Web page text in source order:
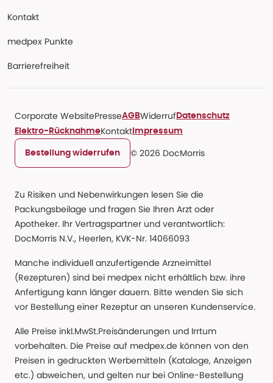
Kontakt
medpex Punkte
Barrierefreiheit
Corporate WebsitePresseAGBWiderruf Datenschutz
Elektro-RücknahmeKontakt Impressum
Bestellung widerrufen © 2026 DocMorris
Zu Risiken und Nebenwirkungen lesen Sie die
Packungsbeilage und fragen Sie Ihren Arzt oder
Apotheker. Ihr Vertragspartner und verantwortlich:
DocMorris N.V., Heerlen, KVK-Nr. 14066093
Manche individuell anzufertigende Arzneimittel
(Rezepturen) sind bei medpex nicht erhältlich bzw. ihre
Anfertigung kann länger dauern. Bitte wenden Sie sich
vor Bestellung einer Rezeptur an unseren Kundenservice.
Alle Preise inkl.MwSt.Preisänderungen und Irrtum
vorbehalten. Die Preise auf medpex.de können von den
Preisen in gedruckten Werbemitteln (Kataloge, Anzeigen
etc.) abweichen, und gelten nur bei Online-Bestellung